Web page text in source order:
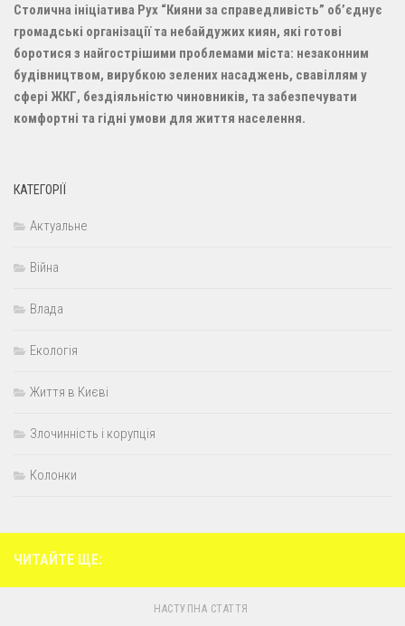
Столична ініціатива Рух “Кияни за справедливість” об’єднує
громадські організації та небайдужих киян, які готові
боротися з найгострішими проблемами міста: незаконним
будівництвом, вирубкою зелених насаджень, свавіллям у
сфері ЖКГ, бездіяльністю чиновників, та забезпечувати
комфортні та гідні умови для життя населення.
КАТЕГОРІЇ
Актуальне
Війна
Влада
Екологія
Життя в Києві
Злочинність і корупція
Колонки
ЧИТАЙТЕ ЩЕ:
НАСТУПНА СТАТТЯ